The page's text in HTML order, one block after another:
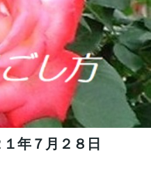
年７月２８日